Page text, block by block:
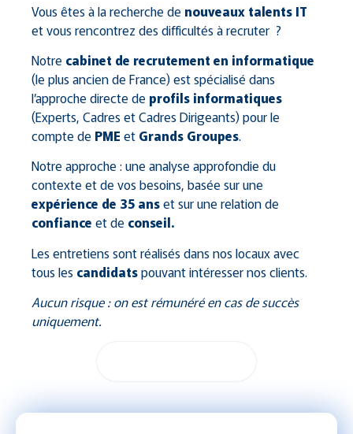
Vous êtes à la recherche de nouveaux talents IT
et vous rencontrez des difficultés à recruter ?
Notre cabinet de recrutement en informatique
(le plus ancien de France) est spécialisé dans
l’approche directe de profils informatiques
(Experts, Cadres et Cadres Dirigeants) pour le
compte de PME et Grands Groupes.
Notre approche : une analyse approfondie du
contexte et de vos besoins, basée sur une
expérience de 35 anset sur une relation de
confiance et de conseil.
Les entretiens sont réalisés dans nos locaux avec
tous les candidatspouvant intéresser nos clients.
Aucun risque : on est rémunéré en cas de succès
uniquement.